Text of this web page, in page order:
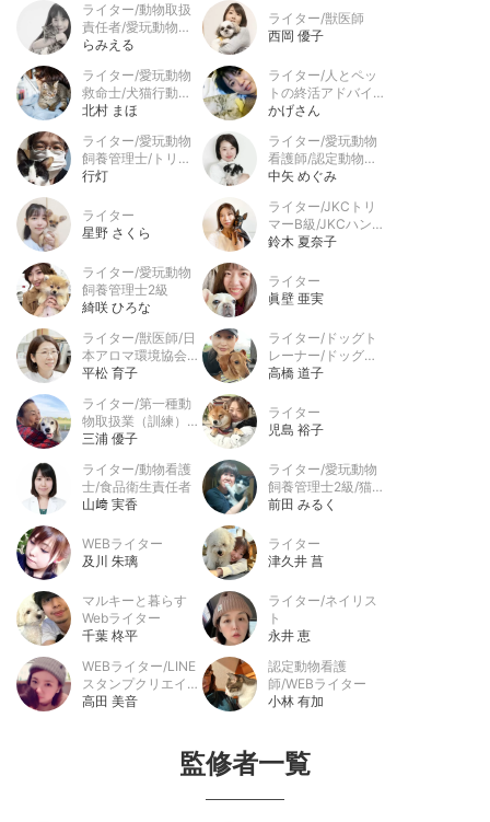
ライター/動物取扱
責任者/愛玩動物飼
養管理士
らみえる
ライター/獣医師
西岡 優子
ライター/愛玩動物
救命士/犬猫行動ア
ナリスト/猫疾病予
害危機管理士
北村 まほ
ライター/人とペッ
トの終活アドバイザ
ー
かげさん
ライター/愛玩動物
飼養管理士/トリマ
ー/グルーマー/ベテ
ンズ
行灯
ライター/愛玩動物
看護師/認定動物看
護師
中矢 めぐみ
ライター
星野 さくら
ライター/JKCトリ
マーB級/JKCハンド
ラーC級/愛玩動物
士補 キャットグル
ーマーC級/日本化
鈴木 夏奈子
ライター/愛玩動物
飼養管理士2級
綺咲 ひろな
ライター
眞壁 亜実
ライター/獣医師/日
本アロマ環境協会認
定アロマテラピーイ
平松 育子
ライター/ドッグト
レーナー/ドッグト
リマー
高橋 道子
ライター/第一種動
物取扱業（訓練）/
犬の栄養管理士アド
育管理士
三浦 優子
ライター
児島 裕子
ライター/動物看護
士/食品衛生責任者
山﨑 実香
ライター/愛玩動物
飼養管理士2級/猫検
定 初級・中級/ペッ
士
前田 みるく
WEBライター
及川 朱璃
ライター
津久井 菖
マルキーと暮らす
Webライター
千葉 柊平
ライター/ネイリス
ト
永井 恵
WEBライター/LINE
スタンプクリエイタ
ー/医療事務
高田 美音
認定動物看護
師/WEBライター
小林 有加
監修者一覧